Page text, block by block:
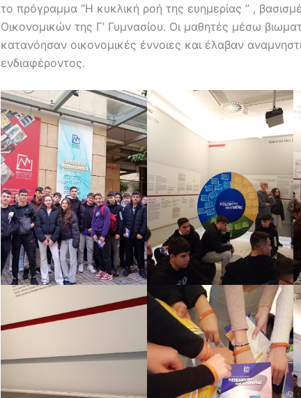
το πρόγραμμα “Η κυκλική ροή της ευημερίας ” ,
Οικονομικών της Γ’ Γυμνασίου. Οι μαθητές μέσω
κατανόησαν οικονομικές έννοιες και έλαβαν
ενδιαφέροντος.